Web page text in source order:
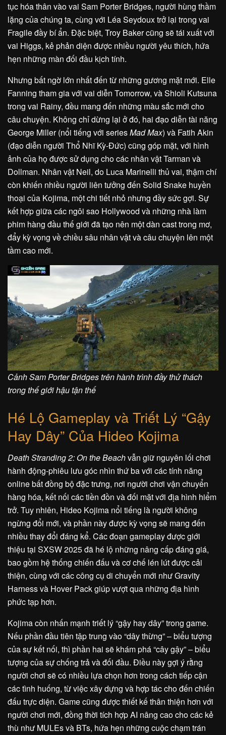
tục hóa thân vào vai Sam Porter Bridges, người hùng thầm
lặng của chúng ta, cùng với Léa Seydoux trở lại trong vai
Fragile đầy bí ẩn. Đặc biệt, Troy Baker cũng sẽ tái xuất với
vai Higgs, kẻ phản diện được nhiều người yêu thích, hứa
hẹn những màn đối đầu kịch tính.
Nhưng bất ngờ lớn nhất đến từ những gương mặt mới. Elle
Fanning tham gia với vai diễn Tomorrow, và Shioli Kutsuna
trong vai Rainy, đều mang đến những màu sắc mới cho
câu chuyện. Không chỉ dừng lại ở đó, hai đạo diễn tài năng
George Miller (nổi tiếng với seriesMad Max) và Fatih Akin
(đạo diễn người Thổ Nhĩ Kỳ-Đức) cũng góp mặt, với hình
ảnh của họ được sử dụng cho các nhân vật Tarman và
Dollman. Nhân vật Neil, do Luca Marinelli thủ vai, thậm chí
còn khiến nhiều người liên tưởng đến Solid Snake huyền
thoại của Kojima, một chi tiết nhỏ nhưng đầy sức gợi. Sự
kết hợp giữa các ngôi sao Hollywood và những nhà làm
phim hàng đầu thế giới đã tạo nên một dàn cast trong mơ,
đẩy kỳ vọng về chiều sâu nhân vật và câu chuyện lên một
tầm cao mới.
Cảnh Sam Porter Bridges trên hành trình đầy thử thách
trong thế giới hậu tận thế
Hé Lộ Gameplay và Triết Lý “Gậy
Hay Dây” Của Hideo Kojima
Death Stranding 2: On the Beachvẫn giữ nguyên lối chơi
hành động-phiêu lưu góc nhìn thứ ba với các tính năng
online bất đồng bộ đặc trưng, nơi người chơi vận chuyển
hàng hóa, kết nối các tiền đồn và đối mặt với địa hình hiểm
trở. Tuy nhiên, Hideo Kojima nổi tiếng là người không
ngừng đổi mới, và phần này được kỳ vọng sẽ mang đến
nhiều thay đổi đáng kể. Các đoạn gameplay được giới
thiệu tại SXSW 2025 đã hé lộ những nâng cấp đáng giá,
bao gồm hệ thống chiến đấu và cơ chế lén lút được cải
thiện, cùng với các công cụ di chuyển mới như Gravity
Harness và Hover Pack giúp vượt qua những địa hình
phức tạp hơn.
Kojima còn nhấn mạnh triết lý “gậy hay dây” trong game.
Nếu phần đầu tiên tập trung vào “dây thừng” – biểu tượng
của sự kết nối, thì phần hai sẽ khám phá “cây gậy” – biểu
tượng của sự chống trả và đối đầu. Điều này gợi ý rằng
người chơi sẽ có nhiều lựa chọn hơn trong cách tiếp cận
các tình huống, từ việc xây dựng và hợp tác cho đến chiến
đấu trực diện. Game cũng được thiết kế thân thiện hơn với
người chơi mới, đồng thời tích hợp AI nâng cao cho các kẻ
thù như MULEs và BTs, hứa hẹn những cuộc chạm trán